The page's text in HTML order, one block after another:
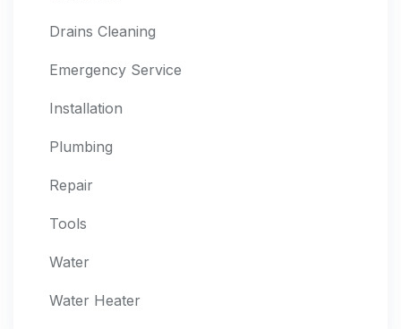
Drains Cleaning
Emergency Service
Installation
Plumbing
Repair
Tools
Water
Water Heater